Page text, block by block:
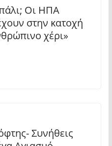
Οι ΗΠΑ
στην κατοχή
χέρι»
Συνήθεις